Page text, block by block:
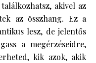
akivel az
az összhang. Ez a
lesz, de jelentős
a megérzéseidre,
kik azok, akik